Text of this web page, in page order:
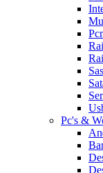
Pc's &